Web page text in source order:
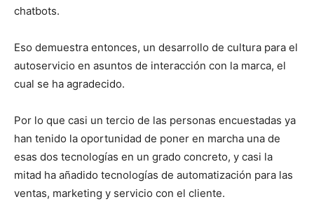
chatbots.
Eso demuestra entonces, un desarrollo de cultura para el
autoservicio en asuntos de interacción con la marca, el
cual se ha agradecido.
Por lo que casi un tercio de las personas encuestadas ya
han tenido la oportunidad de poner en marcha una de
esas dos tecnologías en un grado concreto, y casi la
mitad ha añadido tecnologías de automatización para las
ventas, marketing y servicio con el cliente.